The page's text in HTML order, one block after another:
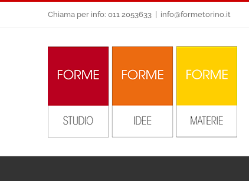
al
Chiama per info: 011 2053633 info@formetorino.it